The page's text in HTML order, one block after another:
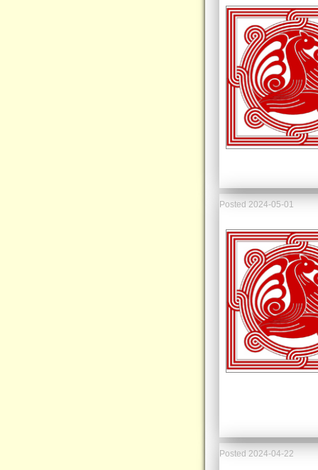
Posted 2024-05-01
Posted 2024-04-22